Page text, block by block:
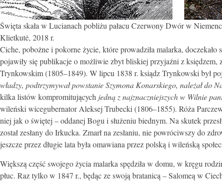
Święta skała w Lucianach pobliżu pałacu Czerwony Dwór w
Klietkutė, 2018 r.
Ciche, pobożne i pokorne życie, które prowadziła malarka,
pojawiły się publikacje o możliwie zbyt bliskiej przyjaźni z
Trynkowskim (1805–1849). W lipcu 1838 r. ksiądz Trynkowski był
władzy, podtrzymywał powstanie Szymona Konarskiego, należał do
kilka listów kompromitujących jedną z najznaczniejszych w Wilnie
wileński wicegubernator Aleksej Trubecki (1806–1855). Róża
niej jak o świętej – oddanej Bogu i służeniu biednym. Na skutek
został zesłany do Irkucka. Zmarł na zesłaniu, nie powróciwszy do
jeszcze przez długie lata była omawiana przez polską i wileńską
Większą część swojego życia malarka spędziła w domu, w kręgu
płuc. Raz tylko w 1847 r., będąc ze swoją bratanicą – Salomeą w